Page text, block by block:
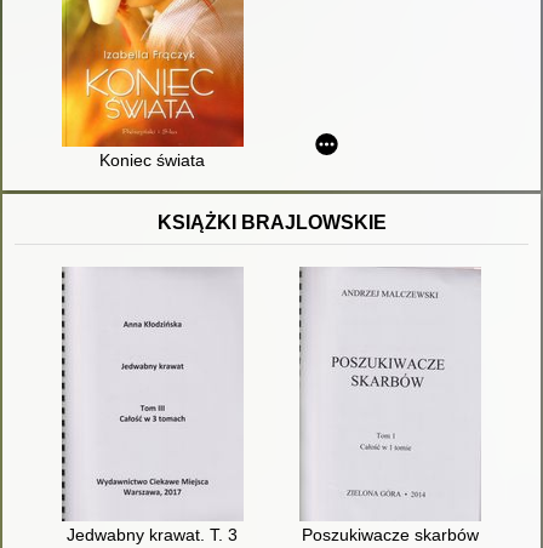
Koniec świata
KSIĄŻKI BRAJLOWSKIE
Jedwabny krawat. T. 3 Poszukiwacze skarbów